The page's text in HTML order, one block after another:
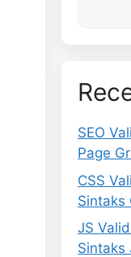
SEO
Page
CSS
Sintaks
JS
Sintaks